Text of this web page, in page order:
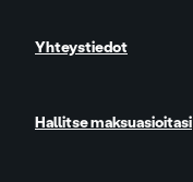
Yhteystiedot
Hallitse maksuasioitasi